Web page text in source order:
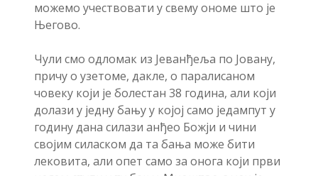
можемо учествовати у свему ономе што је
Његово.
Чули смо одломак из Јеванђеља по Јовану,
причу о узетоме, дакле, о паралисаном
човеку који је болестан 38 година, али који
долази у једну бању у којој само једампут у
годину дана силази анђео Божји и чини
својим силаском да та бања може бити
лековита, али опет само за онога који први